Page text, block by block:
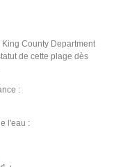
County Department
de cette plage dès
:
l'eau :